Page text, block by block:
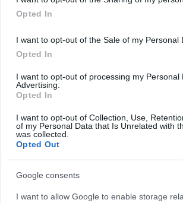
Opted In
I want to opt-out of the Sale of my Personal
Opted In
I want to opt-out of processing my Personal
Advertising.
Opted In
I want to opt-out of Collection, Use,
of my Personal Data that Is Unrelated with
was collected.
Opted Out
Google consents
I want to allow Google to enable storage